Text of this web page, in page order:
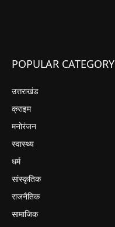
POPULAR CATEGORY
उत्तराखंड
क्राइम
मनोरंजन
स्वास्थ्य
धर्म
सांस्कृतिक
राजनैतिक
सामाजिक